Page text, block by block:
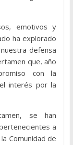
emotivos y
ha explorado
defensa
que, año
con la
interés por la
se han
a
Comunidad de